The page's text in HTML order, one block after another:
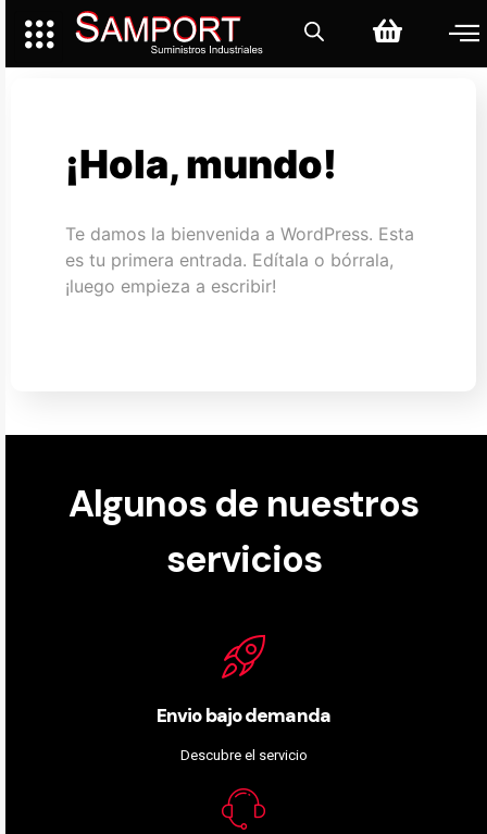
¡Hola, mundo!
Te damos la bienvenida a WordPress. Esta
es tu primera entrada. Edítala o bórrala,
¡luego empieza a escribir!
Algunos de nuestros
servicios
Envio bajo demanda
Descubre el servicio